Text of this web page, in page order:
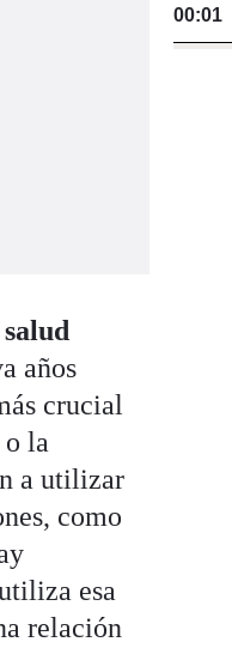
años
crucial
o la
a utilizar
como
esa
relación
00:01